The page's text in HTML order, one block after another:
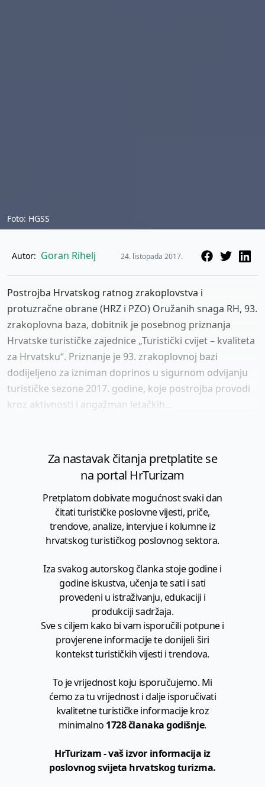
Foto: HGSS
Autor: Goran Rihelj 24. listopada 2017.
Postrojba Hrvatskog ratnog zrakoplovstva i
protuzračne obrane (HRZ i PZO) Oružanih snaga RH, 93.
zrakoplovna baza, dobitnik je posebnog priznanja
Hrvatske turističke zajednice „Turistički cvijet – kvaliteta
za Hrvatsku“. Priznanje je 93. zrakoplovnoj bazi
dodijeljeno za izniman doprinos u sigurnom odvijanju
turističke sezone 2017. godine, koje postrojba provodi
kroz aktivnosti i angažman letačkih...
Za nastavak čitanja pretplatite se
na portal HrTurizam
Pretplatom dobivate mogućnost svaki dan
čitati turističke poslovne vijesti, priče,
trendove, analize, intervjue i kolumne iz
hrvatskog turističkog poslovnog sektora.
Iza svakog autorskog članka stoje godine i
godine iskustva, učenja te sati i sati
provedeni u istraživanju, edukaciji i
produkciji sadržaja.
Sve s ciljem kako bi vam isporučili potpune i
provjerene informacije te donijeli širi
kontekst turističkih vijesti i trendova.
To je vrijednost koju isporučujemo. Mi
ćemo za tu vrijednost i dalje isporučivati
kvalitetne turističke informacije kroz
minimalno 1728 članaka godišnje.
HrTurizam - vaš izvor informacija iz
poslovnog svijeta hrvatskog turizma.